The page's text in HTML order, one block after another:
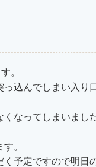
。
込んでしまい入り
なってしまいまし
。
予定ですので明日